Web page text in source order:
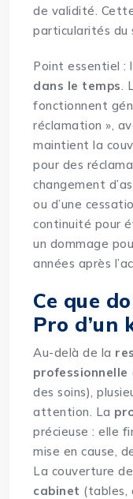
de validité.
particularités du
Point essentiel :
dans le temps.
fonctionnent
réclamation »,
maintient la
pour des
changement
ou d’une
continuité pour
un dommage
années après
Ce que
Pro d’un
Au-delà de la
professionnelle
des soins),
attention. La
précieuse : elle
mise en cause,
La couverture
cabinet (tables,